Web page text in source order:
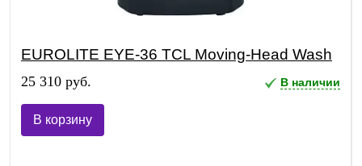
EUROLITE EYE-36 TCL Moving-Head Wash
25 310 руб. В наличии
В корзину